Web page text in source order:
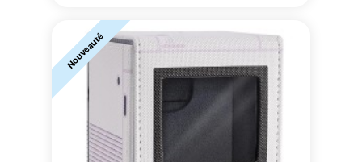
Nouveauté